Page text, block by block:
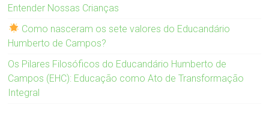
Entender Nossas Crianças
Como nasceram os sete valores do Educandário
Humberto de Campos?
Os Pilares Filosóficos do Educandário Humberto de
Campos (EHC): Educação como Ato de Transformação
Integral